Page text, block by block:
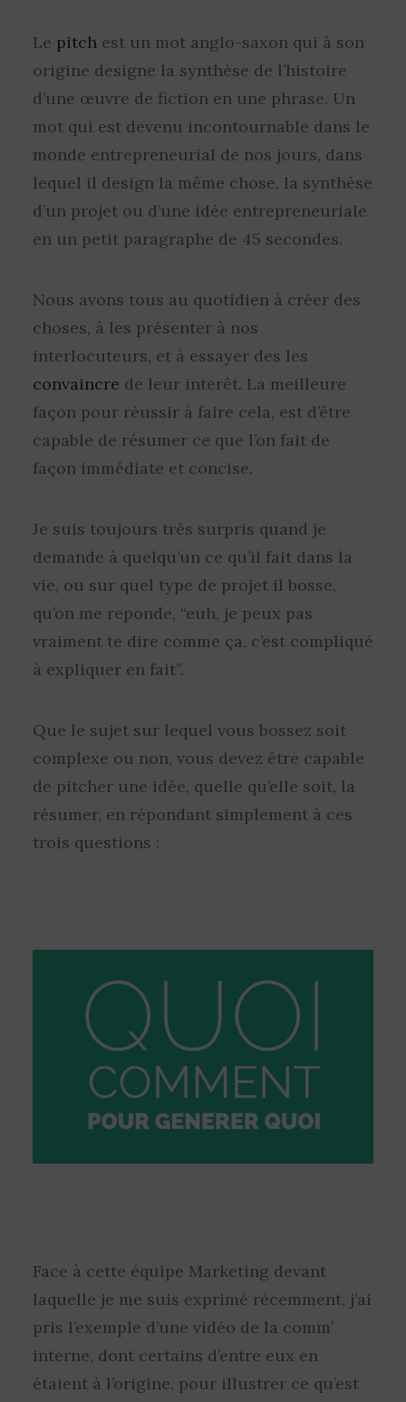
Le pitch est un mot anglo-saxon qui à son
origine designe la synthèse de l’histoire
d’une œuvre de fiction en une phrase. Un
mot qui est devenu incontournable dans le
monde entrepreneurial de nos jours, dans
lequel il design la même chose, la synthèse
d’un projet ou d’une idée entrepreneuriale
en un petit paragraphe de 45 secondes.
Nous avons tous au quotidien à créer des
choses, à les présenter à nos
interlocuteurs, et à essayer des les
convaincre de leur interêt. La meilleure
façon pour réussir à faire cela, est d’être
capable de résumer ce que l’on fait de
façon immédiate et concise.
Je suis toujours très surpris quand je
demande à quelqu’un ce qu’il fait dans la
vie, ou sur quel type de projet il bosse,
qu’on me reponde, “euh, je peux pas
vraiment te dire comme ça, c’est compliqué
à expliquer en fait”.
Que le sujet sur lequel vous bossez soit
complexe ou non, vous devez être capable
de pitcher une idée, quelle qu’elle soit, la
résumer, en répondant simplement à ces
trois questions :
Face à cette équipe Marketing devant
laquelle je me suis exprimé récemment, j’ai
pris l’exemple d’une vidéo de la comm’
interne, dont certains d’entre eux en
étaient à l’origine, pour illustrer ce qu’est